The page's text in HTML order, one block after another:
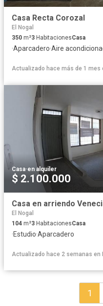
Casa Recta Corozal
El Nogal
350 m²3 HabitacionesCasa
·Aparcadero·Aire
Actualizado hace más de 1 mes
Casa·en alquiler
$ 2.100.000
Casa en arriendo
El Nogal
104 m²3 HabitacionesCasa
·Estudio·Aparcadero
Actualizado hace 2 semanas en
1